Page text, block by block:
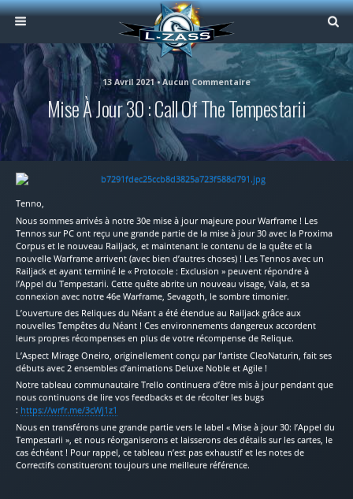
13 Avril 2021 • Aucun Commentaire
Mise À Jour 30 : Call Of The Tempestarii
Tenno,
Nous sommes arrivés à notre 30e mise à jour majeure pour Warframe ! Les
Tennos sur PC ont reçu une grande partie de la mise à jour 30 avec la Proxima
Corpus et le nouveau Railjack, et maintenant le contenu de la quête et la
nouvelle Warframe arrivent (avec bien d’autres choses) ! Les Tennos avec un
Railjack et ayant terminé le « Protocole : Exclusion » peuvent répondre à
l’Appel du Tempestarii. Cette quête abrite un nouveau visage, Vala, et sa
connexion avec notre 46e Warframe, Sevagoth, le sombre timonier.
L’ouverture des Reliques du Néant a été étendue au Railjack grâce aux
nouvelles Tempêtes du Néant ! Ces environnements dangereux accordent
leurs propres récompenses en plus de votre récompense de Relique.
L’Aspect Mirage Oneiro, originellement conçu par l’artiste CleoNaturin, fait ses
débuts avec 2 ensembles d’animations Deluxe Noble et Agile !
Notre tableau communautaire Trello continuera d’être mis à jour pendant que
nous continuons de lire vos feedbacks et de récolter les bugs
: https://wrfr.me/3cWj1z1
Nous en transférons une grande partie vers le label « Mise à jour 30: l’Appel du
Tempestarii », et nous réorganiserons et laisserons des détails sur les cartes, le
cas échéant ! Pour rappel, ce tableau n’est pas exhaustif et les notes de
Correctifs constitueront toujours une meilleure référence.